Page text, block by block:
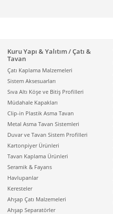
Kuru Yapı & Yalıtım / Çatı &
Tavan
Çatı Kaplama Malzemeleri
Sistem Aksesuarları
Sıva Altı Köşe ve Bitiş Profilleri
Müdahale Kapakları
Clip-in Plastik Asma Tavan
Metal Asma Tavan Sistemleri
Duvar ve Tavan Sistem Profilleri
Kartonpiyer Ürünleri
Tavan Kaplama Ürünleri
Seramik & Fayans
Havlupanlar
Keresteler
Ahşap Çatı Malzemeleri
Ahşap Separatörler